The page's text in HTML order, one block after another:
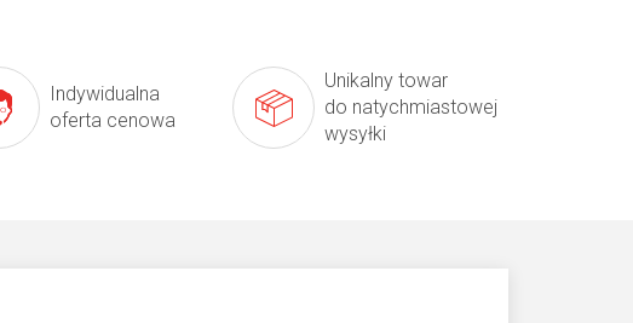
Indywidualna
oferta cenowa
Unikalny towar
do natychmiastowej
wysyłki